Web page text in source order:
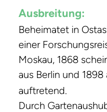
Ausbreitung:
Beheimatet in
einer
Moskau, 1868
aus Berlin und
auftretend.
Durch